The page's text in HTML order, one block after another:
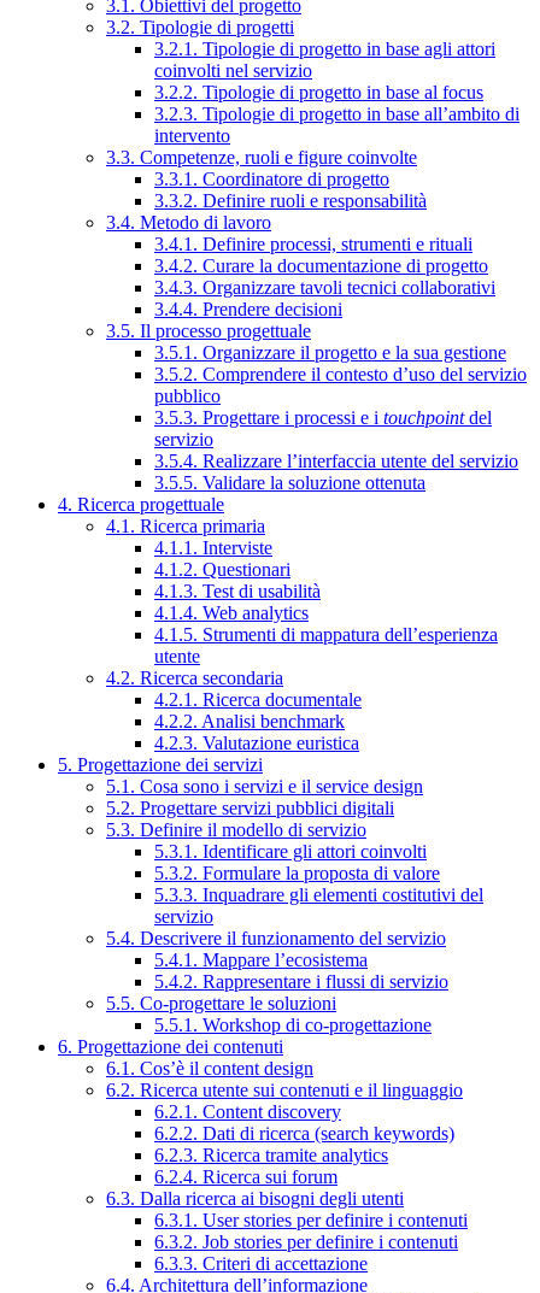
3.1. Obiettivi del progetto
3.2. Tipologie di progetti
3.2.1. Tipologie di progetto in base agli attori
coinvolti nel servizio
3.2.2. Tipologie di progetto in base al focus
3.2.3. Tipologie di progetto in base all’ambito di
intervento
3.3. Competenze, ruoli e figure coinvolte
3.3.1. Coordinatore di progetto
3.3.2. Definire ruoli e responsabilità
3.4. Metodo di lavoro
3.4.1. Definire processi, strumenti e rituali
3.4.2. Curare la documentazione di progetto
3.4.3. Organizzare tavoli tecnici collaborativi
3.4.4. Prendere decisioni
3.5. Il processo progettuale
3.5.1. Organizzare il progetto e la sua gestione
3.5.2. Comprendere il contesto d’uso del servizio
pubblico
3.5.3. Progettare i processi e i touchpointdel
servizio
3.5.4. Realizzare l’interfaccia utente del servizio
3.5.5. Validare la soluzione ottenuta
4. Ricerca progettuale
4.1. Ricerca primaria
4.1.1. Interviste
4.1.2. Questionari
4.1.3. Test di usabilità
4.1.4. Web analytics
4.1.5. Strumenti di mappatura dell’esperienza
utente
4.2. Ricerca secondaria
4.2.1. Ricerca documentale
4.2.2. Analisi benchmark
4.2.3. Valutazione euristica
5. Progettazione dei servizi
5.1. Cosa sono i servizi e il service design
5.2. Progettare servizi pubblici digitali
5.3. Definire il modello di servizio
5.3.1. Identificare gli attori coinvolti
5.3.2. Formulare la proposta di valore
5.3.3. Inquadrare gli elementi costitutivi del
servizio
5.4. Descrivere il funzionamento del servizio
5.4.1. Mappare l’ecosistema
5.4.2. Rappresentare i flussi di servizio
5.5. Co-progettare le soluzioni
5.5.1. Workshop di co-progettazione
6. Progettazione dei contenuti
6.1. Cos’è il content design
6.2. Ricerca utente sui contenuti e il linguaggio
6.2.1. Content discovery
6.2.2. Dati di ricerca (search keywords)
6.2.3. Ricerca tramite analytics
6.2.4. Ricerca sui forum
6.3. Dalla ricerca ai bisogni degli utenti
6.3.1. User stories per definire i contenuti
6.3.2. Job stories per definire i contenuti
6.3.3. Criteri di accettazione
6.4. Architettura dell’informazione